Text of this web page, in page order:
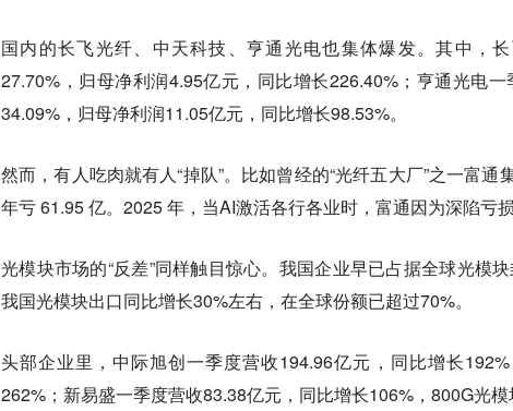
国内的长飞光纤、中天科技、亨通光电也集体爆发。其中，
27.70%，归母净利润4.95亿元，同比增长226.40%；亨通光电
34.09%，归母净利润11.05亿元，同比增长98.53%。
然而，有人吃肉就有人“掉队”。比如曾经的“光纤五大厂”之一富
年亏 61.95 亿。2025 年，当AI激活各行各业时，富通因为深陷亏
光模块市场的“反差”同样触目惊心。我国企业早已占据全球光模
我国光模块出口同比增长30%左右，在全球份额已超过70%。
头部企业里，中际旭创一季度营收194.96亿元，同比增长
262%；新易盛一季度营收83.38亿元，同比增长106%，800G光模